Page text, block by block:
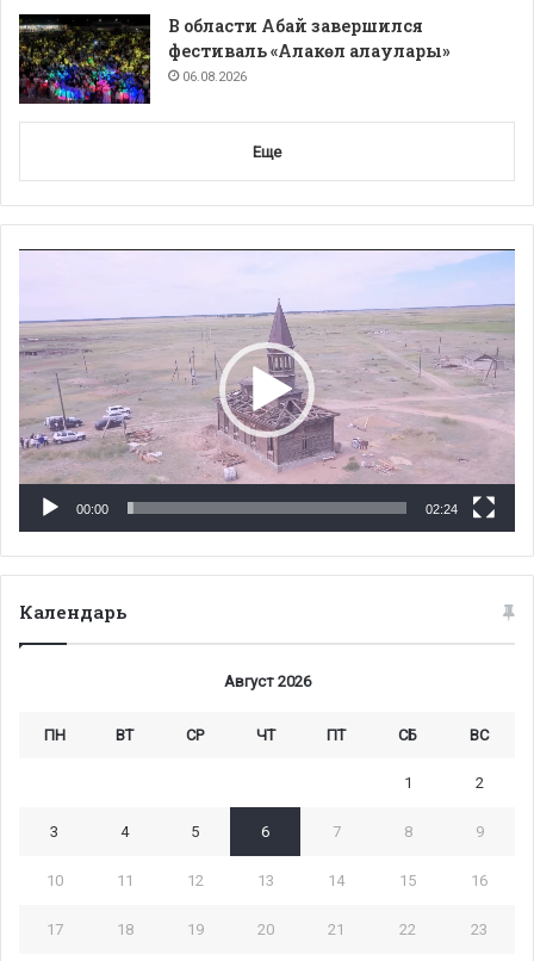
В области Абай завершился
фестиваль «Алакөл алаулары»
06.08.2026
Еще
00:00 02:24
Календарь
Август 2026
ПН ВТ СР ЧТ ПТ СБ ВС
1 2
3 4 5 6 7 8 9
10 11 12 13 14 15 16
17 18 19 20 21 22 23